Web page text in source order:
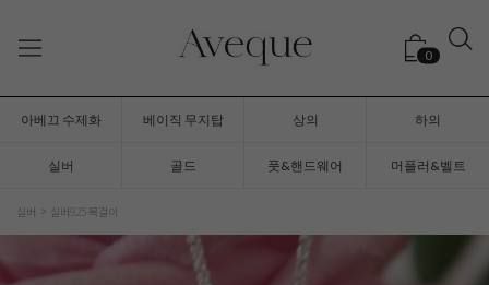
0
아베끄 수제화 베이직 무지탑 상의 하의
실버 골드 풋&핸드웨어 머플러&벨트
실버 실버925 목걸이